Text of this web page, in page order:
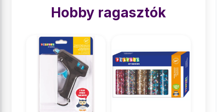
Hobby ragasztók